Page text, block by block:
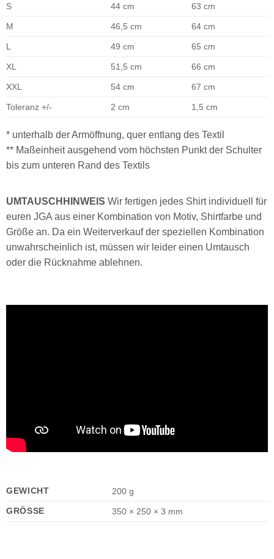
S 44 cm 63 cm
M 46,5 cm 64 cm
L 49 cm 65 cm
XL 51,5 cm 66 cm
XXL 54 cm 67 cm
Toleranz +/- 2 cm 1,5 cm
* unterhalb der Armöffnung, quer entlang des Textil
** Maßeinheit ausgehend vom höchsten Punkt der Schulter
bis zum unteren Rand des Textils
UMTAUSCHHINWEIS Wir fertigen jedes Shirt individuell für
euren JGA aus einer Kombination von Motiv, Shirtfarbe und
Größe an. Da ein Weiterverkauf der speziellen Kombination
unwahrscheinlich ist, müssen wir leider einen Umtausch
oder die Rücknahme ablehnen.
GEWICHT
200 g
GRÖSSE
350 × 250 × 3 mm